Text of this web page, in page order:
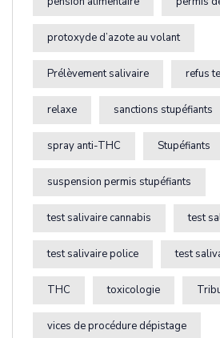
protoxyde d’azote au volant
Prélèvement salivaire refus
relaxe sanctions stupéfiants
spray anti-THC Stupéfiants
suspension permis stupéfiants
test salivaire cannabis test
test salivaire police test
THC toxicologie
vices de procédure dépistage